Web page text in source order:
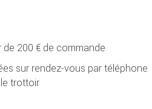
200 € de commande
sur rendez-vous par téléphone
trottoir